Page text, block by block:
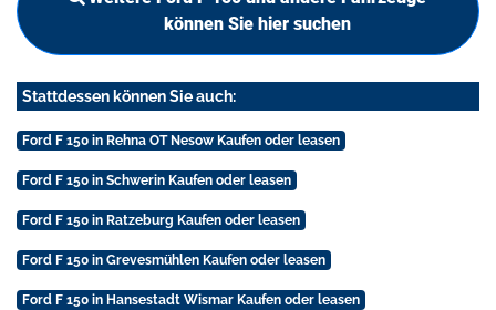
können Sie hier suchen
Stattdessen können Sie auch:
Ford F 150 in Rehna OT Nesow Kaufen oder leasen
Ford F 150 in Schwerin Kaufen oder leasen
Ford F 150 in Ratzeburg Kaufen oder leasen
Ford F 150 in Grevesmühlen Kaufen oder leasen
Ford F 150 in Hansestadt Wismar Kaufen oder leasen